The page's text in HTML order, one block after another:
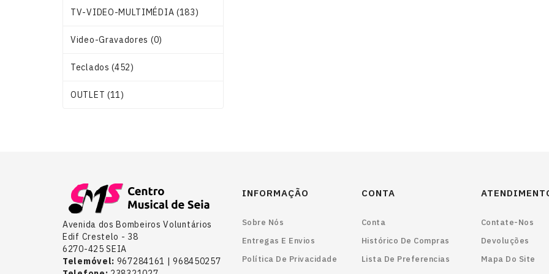
TV-VIDEO-MULTIMÉDIA (183)
Video-Gravadores (0)
Teclados (452)
OUTLET (11)
Avenida dos Bombeiros Voluntários
Edif Crestelo - 38
6270-425 SEIA
Telemóvel: 967284161 | 968450257
INFORMAÇÃO
Sobre Nós
Entregas E Envios
Política De Privacidade
CONTA
Conta
Histórico De Compras
Lista De Preferencias
Contate-Nos
Devoluções
Mapa Do Site